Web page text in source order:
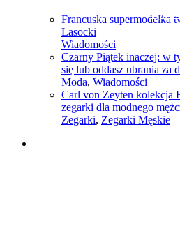
Francuska supermodelka
Lasocki
Wiadomości
Czarny Piątek inaczej: w
się lub oddasz ubrania za
Moda, Wiadomości
Carl von Zeyten kolekcja
zegarki dla modnego
Zegarki, Zegarki Męskie